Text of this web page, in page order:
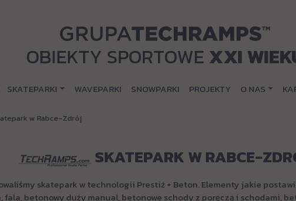
OBIEKTY SPORTOWE XXI
SKATEPARKI WAVEPARKI SNOWPARKI PROJEKTY O NAS
w Rabce-Zdrój
SKATEPARK W RABCE-
skatepark w technologii Prestiż + Beton. Elementy jakie
fala, betonowy duży manual, betonowe schody z poręczą i schodami,